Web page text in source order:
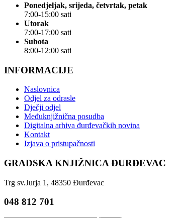
Ponedjeljak, srijeda, četvrtak, petak
7:00-15:00 sati
Utorak
7:00-17:00 sati
Subota
8:00-12:00 sati
INFORMACIJE
Naslovnica
Odjel za odrasle
Dječji odjel
Međuknjižnična posudba
Digitalna arhiva đurđevačkih novina
Kontakt
Izjava o pristupačnosti
GRADSKA KNJIŽNICA ĐURĐEVAC
Trg sv.Jurja 1, 48350 Đurđevac
048 812 701